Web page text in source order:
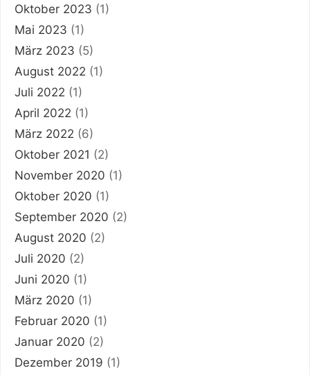
Oktober 2023 (1)
Mai 2023 (1)
März 2023 (5)
August 2022 (1)
Juli 2022 (1)
April 2022 (1)
März 2022 (6)
Oktober 2021 (2)
November 2020 (1)
Oktober 2020 (1)
September 2020 (2)
August 2020 (2)
Juli 2020 (2)
Juni 2020 (1)
März 2020 (1)
Februar 2020 (1)
Januar 2020 (2)
Dezember 2019 (1)